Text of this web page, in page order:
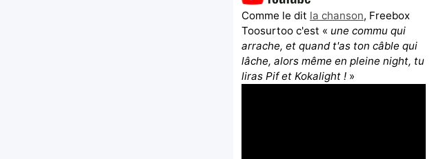
Comme le dit la chanson, Freebox
Toosurtoo c'est « une commu qui
arrache, et quand t'as ton câble qui
lâche, alors même en pleine night, tu
liras Pif et Kokalight ! »